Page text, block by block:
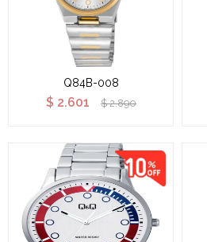
Q84B-008
$ 2.601 $ 2.890